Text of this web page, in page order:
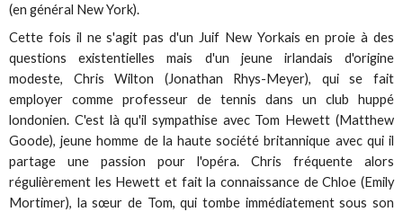
(en général New York).
Cette fois il ne s'agit pas d'un Juif New Yorkais en proie à des
questions existentielles mais d'un jeune irlandais d'origine
modeste, Chris Wilton (Jonathan Rhys-Meyer), qui se fait
employer comme professeur de tennis dans un club huppé
londonien. C'est là qu'il sympathise avec Tom Hewett (Matthew
Goode), jeune homme de la haute société britannique avec qui il
partage une passion pour l'opéra. Chris fréquente alors
régulièrement les Hewett et fait la connaissance de Chloe (Emily
Mortimer), la sœur de Tom, qui tombe immédiatement sous son